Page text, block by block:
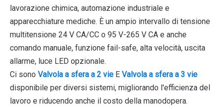
lavorazione chimica, automazione industriale e
apparecchiature mediche. È un ampio intervallo di tensione
multitensione 24 V CA/CC o 95 V-265 V CA e anche
comando manuale, funzione fail-safe, alta velocità, uscita
allarme, luce LED opzionale.
Ci sono Valvola a sfera a 2 vie E Valvola a sfera a 3 vie
disponibile per diversi sistemi, migliorando l'efficienza del
lavoro e riducendo anche il costo della manodopera.